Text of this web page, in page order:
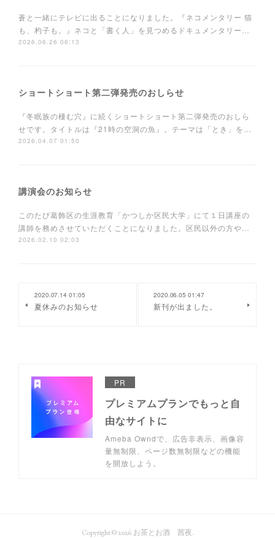
蒼と一緒にテレビに出ることになりました。『ネコメンタリー 猫
も、杓子も。』ネコと「書く人」を見つめるドキュメンタリー…
2026.06.26 06:13
ショートショート第二弾発売のおしらせ
『冬眠族の棲む穴』に続くショートショート第二弾発売のおしら
せです。タイトルは『21時の空洞の魚』。テーマは「とき」を…
2026.04.07 01:50
講演会のお知らせ
このたび葛飾区の生涯教育「かつしか区民大学」にて１日講座の
講師を務めさせていただくことになりました。区民以外の方や…
2026.02.10 02:03
2020.07.14 01:05
夏休みのお知らせ
2020.06.05 01:47
新刊が出ました。
PR
プレミアムプランでもっと自
由なサイトに
Ameba Owndで、広告非表示、画像容
量無制限、ページ数無制限などの機能
を開放しよう。
Copyright ©2026 お茶とお酒 茜夜.